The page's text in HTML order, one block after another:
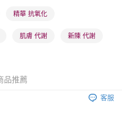
排重寄
認發貨後2-5個工作天到店，3天內
工作天送達
精華 抗氧化
肌膚 代謝 新陳 代謝
品推薦
客服